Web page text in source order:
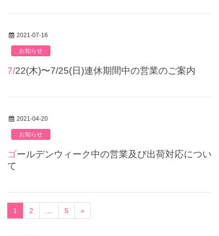
2021-07-16
お知らせ
7/22(木)〜7/25(日)連休期間中の営業のご案内
2021-04-20
お知らせ
ゴールデンウィーク中の営業及び出荷対応につい
て
1 2 5 »